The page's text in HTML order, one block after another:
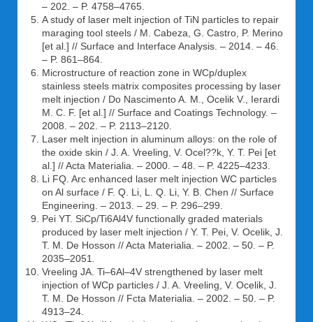
– 202. – P. 4758–4765.
A study of laser melt injection of TiN particles to repair
maraging tool steels / M. Cabeza, G. Castro, P. Merino
[et al.] // Surface and Interface Analysis. – 2014. – 46.
– P. 861–864.
Microstructure of reaction zone in WCp/duplex
stainless steels matrix composites processing by laser
melt injection / Do Nascimento A. M., Ocelik V., Ierardi
M. C. F. [et al.] // Surface and Coatings Technology. –
2008. – 202. – P. 2113–2120.
Laser melt injection in aluminum alloys: on the role of
the oxide skin / J. A. Vreeling, V. Ocel??k, Y. T. Pei [et
al.] // Acta Materialia. – 2000. – 48. – P. 4225–4233.
Li FQ. Arc enhanced laser melt injection WC particles
on Al surface / F. Q. Li, L. Q. Li, Y. B. Chen // Surface
Engineering. – 2013. – 29. – P. 296–299.
Pei YT. SiCp/Ti6Al4V functionally graded materials
produced by laser melt injection / Y. T. Pei, V. Ocelik, J.
T. M. De Hosson // Acta Materialia. – 2002. – 50. – P.
2035–2051.
Vreeling JA. Ti–6Al–4V strengthened by laser melt
injection of WCp particles / J. A. Vreeling, V. Ocelik, J.
T. M. De Hosson // Fcta Materialia. – 2002. – 50. – P.
4913–24.